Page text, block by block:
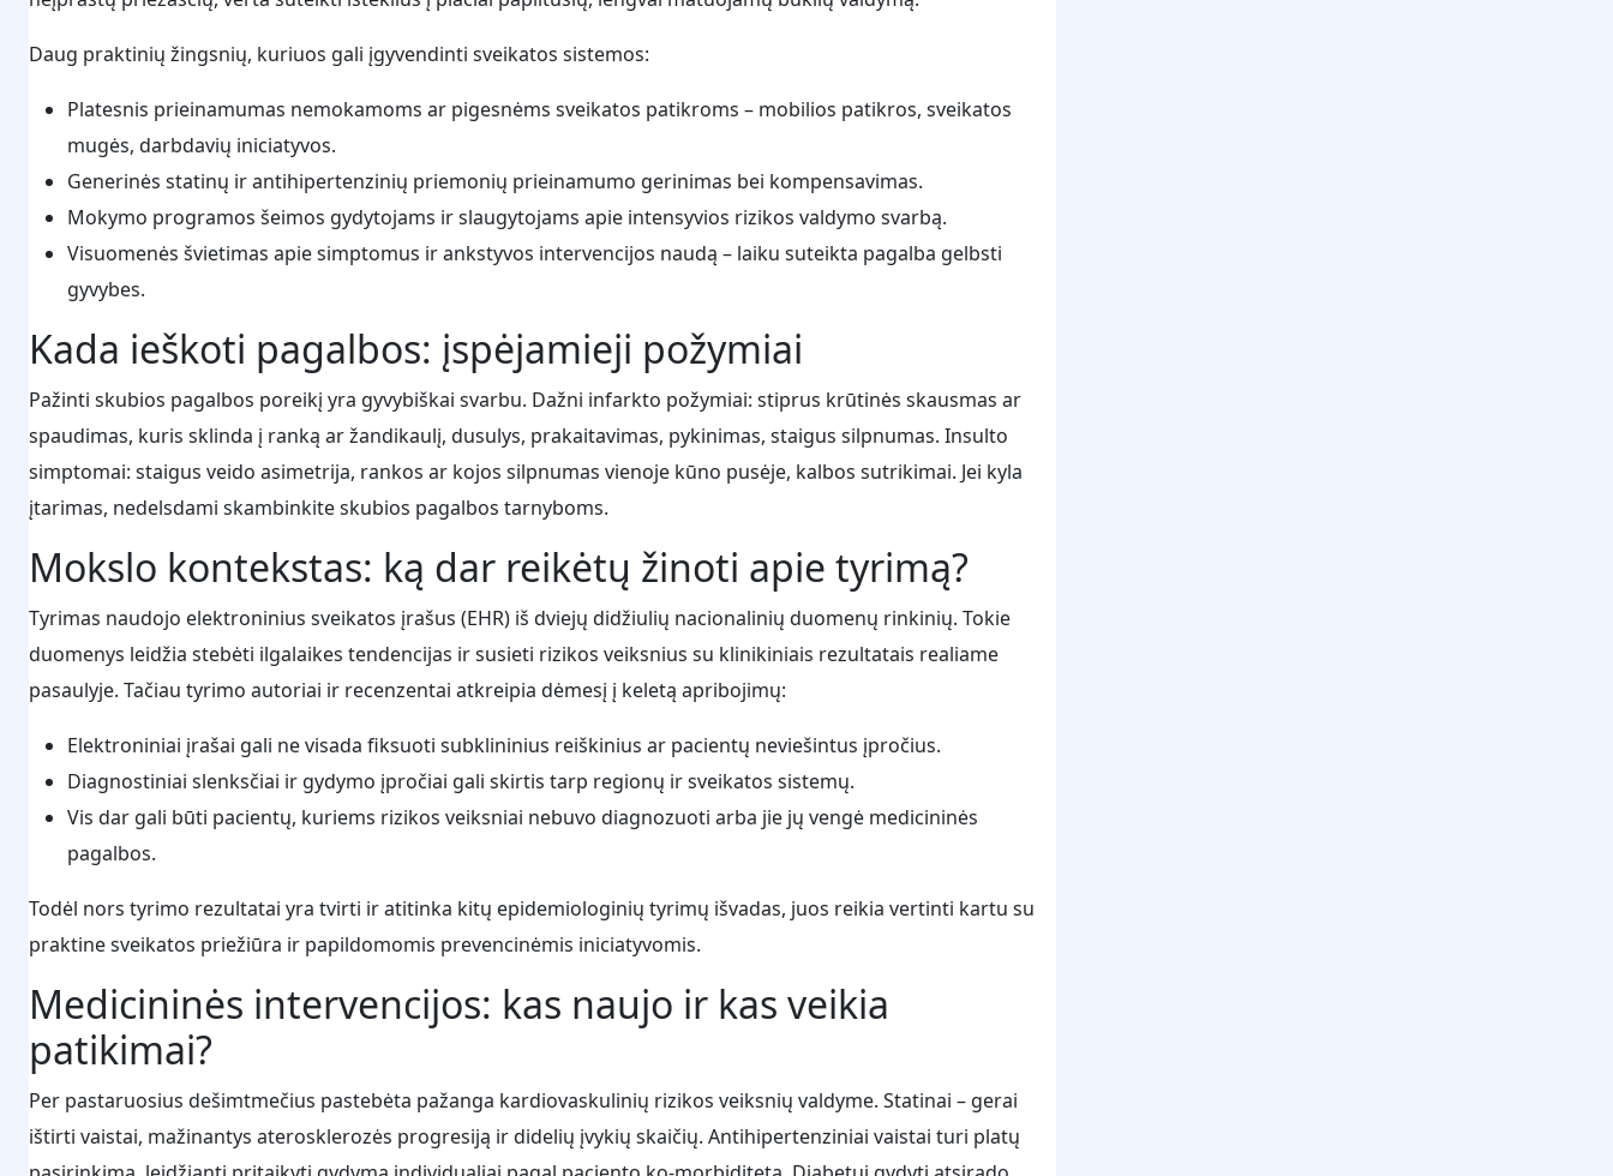
Daug praktinių žingsnių, kuriuos gali įgyvendinti sveikatos sistemos:
Platesnis prieinamumas nemokamoms ar pigesnėms sveikatos patikroms – mobilios patikros, sveikatos
mugės, darbdavių iniciatyvos.
Generinės statinų ir antihipertenzinių priemonių prieinamumo gerinimas bei kompensavimas.
Mokymo programos šeimos gydytojams ir slaugytojams apie intensyvios rizikos valdymo svarbą.
Visuomenės švietimas apie simptomus ir ankstyvos intervencijos naudą – laiku suteikta pagalba gelbsti
gyvybes.
Kada ieškoti pagalbos: įspėjamieji požymiai
Pažinti skubios pagalbos poreikį yra gyvybiškai svarbu. Dažni infarkto požymiai: stiprus krūtinės skausmas ar
spaudimas, kuris sklinda į ranką ar žandikaulį, dusulys, prakaitavimas, pykinimas, staigus silpnumas. Insulto
simptomai: staigus veido asimetrija, rankos ar kojos silpnumas vienoje kūno pusėje, kalbos sutrikimai. Jei kyla
įtarimas, nedelsdami skambinkite skubios pagalbos tarnyboms.
Mokslo kontekstas: ką dar reikėtų žinoti apie tyrimą?
Tyrimas naudojo elektroninius sveikatos įrašus (EHR) iš dviejų didžiulių nacionalinių duomenų rinkinių. Tokie
duomenys leidžia stebėti ilgalaikes tendencijas ir susieti rizikos veiksnius su klinikiniais rezultatais realiame
pasaulyje. Tačiau tyrimo autoriai ir recenzentai atkreipia dėmesį į keletą apribojimų:
Elektroniniai įrašai gali ne visada fiksuoti subklininius reiškinius ar pacientų neviešintus įpročius.
Diagnostiniai slenksčiai ir gydymo įpročiai gali skirtis tarp regionų ir sveikatos sistemų.
Vis dar gali būti pacientų, kuriems rizikos veiksniai nebuvo diagnozuoti arba jie jų vengė medicininės
pagalbos.
Todėl nors tyrimo rezultatai yra tvirti ir atitinka kitų epidemiologinių tyrimų išvadas, juos reikia vertinti kartu su
praktine sveikatos priežiūra ir papildomomis prevencinėmis iniciatyvomis.
Medicininės intervencijos: kas naujo ir kas veikia
patikimai?
Per pastaruosius dešimtmečius pastebėta pažanga kardiovaskulinių rizikos veiksnių valdyme. Statinai – gerai
ištirti vaistai, mažinantys aterosklerozės progresiją ir didelių įvykių skaičių. Antihipertenziniai vaistai turi platų